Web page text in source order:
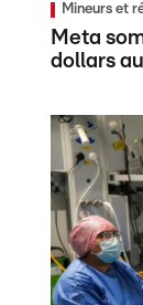
Mineurs et
Meta
dollars